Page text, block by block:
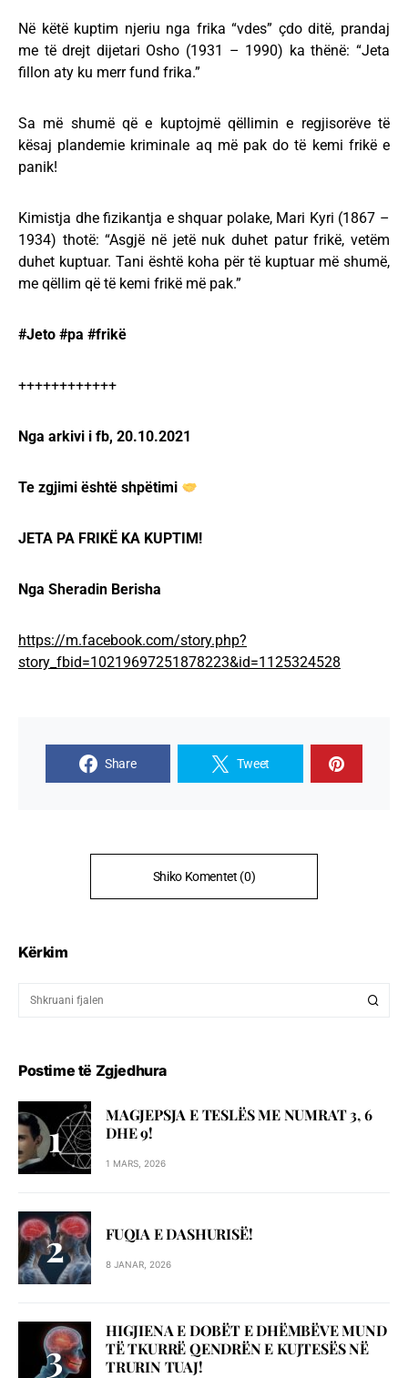
Në këtë kuptim njeriu nga frika “vdes” çdo ditë, prandaj
me të drejt dijetari Osho (1931 – 1990) ka thënë: “Jeta
fillon aty ku merr fund frika.”
Sa më shumë që e kuptojmë qëllimin e regjisorëve të
kësaj plandemie kriminale aq më pak do të kemi frikë e
panik!
Kimistja dhe fizikantja e shquar polake, Mari Kyri (1867 –
1934) thotë: “Asgjë në jetë nuk duhet patur frikë, vetëm
duhet kuptuar. Tani është koha për të kuptuar më shumë,
me qëllim që të kemi frikë më pak.”
#Jeto #pa #frikë
++++++++++++
Nga arkivi i fb, 20.10.2021
Te zgjimi është shpëtimi
JETA PA FRIKË KA KUPTIM!
Nga Sheradin Berisha
https://m.facebook.com/story.php?
story_fbid=10219697251878223&id=1125324528
Share Tweet
Shiko Komentet (0)
Kërkim
Postime të Zgjedhura
MAGJEPSJA E TESLËS ME NUMRAT 3, 6
DHE 9!
1 MARS, 2026
FUQIA E DASHURISË!
8 JANAR, 2026
HIGJIENA E DOBËT E DHËMBËVE MUND
TË TKURRË QENDRËN E KUJTESËS NË
TRURIN TUAJ!